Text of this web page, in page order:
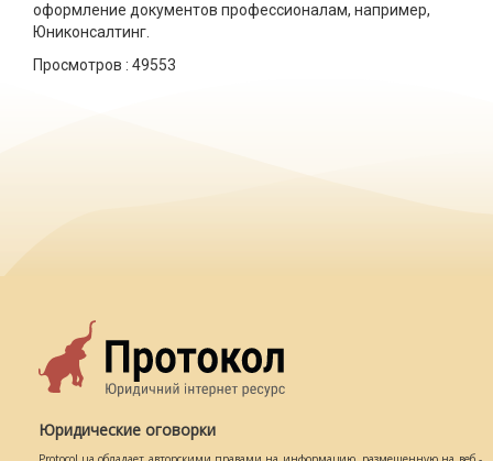
оформление документов профессионалам, например,
Юниконсалтинг.
Просмотров : 49553
Юридические оговорки